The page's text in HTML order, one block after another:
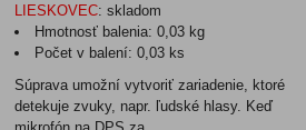
LIESKOVEC: skladom
Hmotnosť balenia:0,03 kg
Počet v balení:0,03 ks
Súprava umožní vytvoriť zariadenie, ktoré
detekuje zvuky, napr. ľudské hlasy. Keď